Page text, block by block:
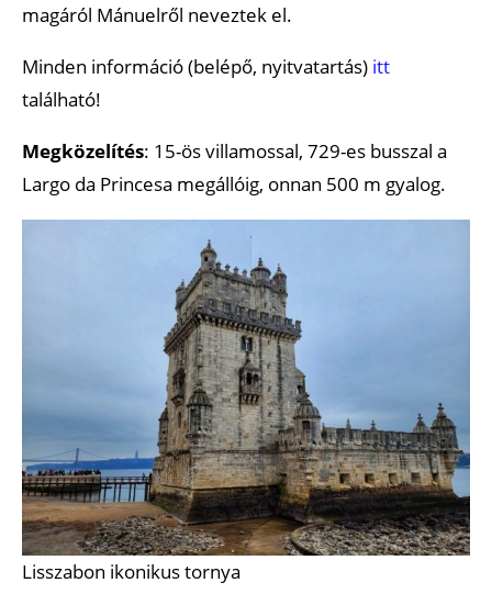
magáról Mánuelről neveztek el.
Minden információ (belépő, nyitvatartás) itt
található!
Megközelítés: 15-ös villamossal, 729-es busszal a
Largo da Princesa megállóig, onnan 500 m gyalog.
Lisszabon ikonikus tornya